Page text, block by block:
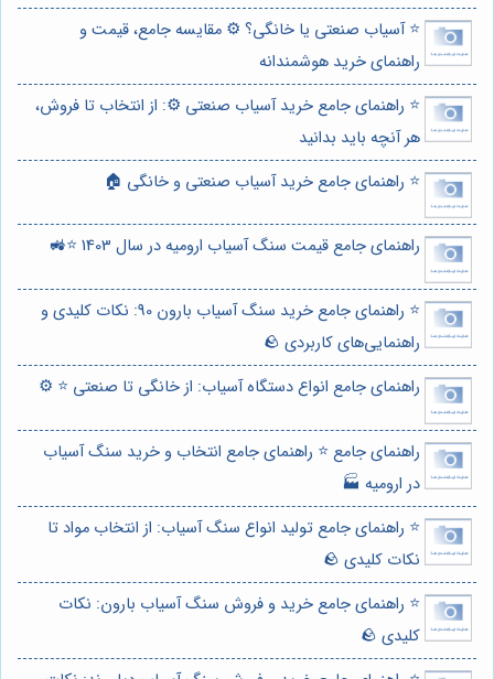
⭐️ آسیاب صنعتی یا خانگی؟ ⚙️ مقایسه جامع، قیمت و
راهنمای خرید هوشمندانه
⭐️ راهنمای جامع خرید آسیاب صنعتی ⚙️: از انتخاب تا فروش،
هر آنچه باید بدانید
⭐️ راهنمای جامع خرید آسیاب صنعتی و خانگی 🏠
راهنمای جامع قیمت سنگ آسیاب ارومیه در سال 1403 ⭐️🚜
⭐️ راهنمای جامع خرید سنگ آسیاب بارون 90: نکات کلیدی و
راهنمایی‌های کاربردی 🪨
راهنمای جامع انواع دستگاه آسیاب: از خانگی تا صنعتی ⭐️ ⚙️
راهنمای جامع ⭐️ راهنمای جامع انتخاب و خرید سنگ آسیاب
در ارومیه 🏭
⭐️ راهنمای جامع تولید انواع سنگ آسیاب: از انتخاب مواد تا
نکات کلیدی 🪨
⭐️ راهنمای جامع خرید و فروش سنگ آسیاب بارون: نکات
کلیدی 🪨